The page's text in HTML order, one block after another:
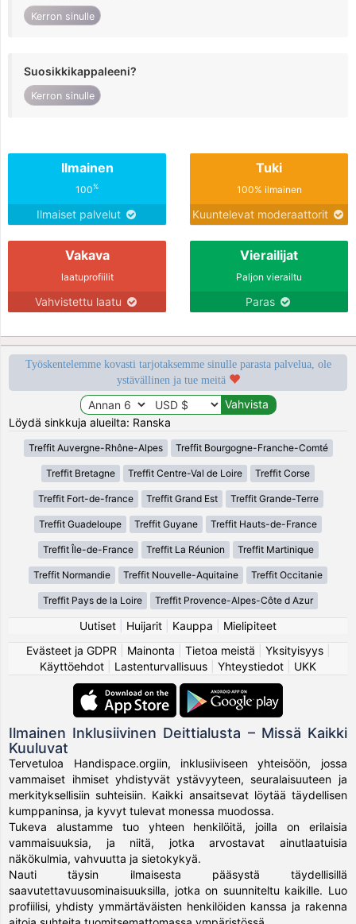
Kerron sinulle
Suosikkikappaleeni?
Kerron sinulle
Ilmainen
100%
Ilmaiset palvelut
Tuki
100% ilmainen
Kuuntelevat moderaattorit
Vakava
laatuprofiilit
Vahvistettu laatu
Vierailijat
Paljon vierailtu
Paras
Työskentelemme kovasti tarjotaksemme sinulle parasta palvelua, ole
ystävällinen ja tue meitä
Löydä sinkkuja alueilta: Ranska
Treffit Auvergne-Rhône-Alpes Treffit Bourgogne-Franche-Comté
Treffit Bretagne Treffit Centre-Val de Loire Treffit Corse
Treffit Fort-de-france Treffit Grand Est Treffit Grande-Terre
Treffit Guadeloupe Treffit Guyane Treffit Hauts-de-France
Treffit Île-de-France Treffit La Réunion Treffit Martinique
Treffit Normandie Treffit Nouvelle-Aquitaine Treffit Occitanie
Treffit Pays de la Loire Treffit Provence-Alpes-Côte d Azur
Uutiset Huijarit Kauppa
Mielipiteet
Evästeet ja GDPR
Mainonta Tietoa meistä Yksityisyys|
Käyttöehdot
Lastenturvallisuus Yhteystiedot UKK
Ilmainen Inklusiivinen Deittialusta – Missä Kaikki
Kuuluvat
Tervetuloa Handispace.orgiin, inklusiiviseen yhteisöön, jossa
vammaiset ihmiset yhdistyvät ystävyyteen, seuralaisuuteen ja
merkityksellisiin suhteisiin. Kaikki ansaitsevat löytää täydellisen
kumppaninsa, ja kyvyt tulevat monessa muodossa.
Tukeva alustamme tuo yhteen henkilöitä, joilla on erilaisia
vammaisuuksia, ja niitä, jotka arvostavat ainutlaatuisia
näkökulmia, vahvuutta ja sietokykyä.
Nauti täysin ilmaisesta pääsystä täydellisillä
saavutettavuusominaisuuksilla, jotka on suunniteltu kaikille. Luo
profiilisi, yhdisty ymmärtäväisten henkilöiden kanssa ja rakenna